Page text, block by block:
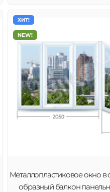
ХИТ!
NEW!
Металлопластиковое окно в
образный балкон